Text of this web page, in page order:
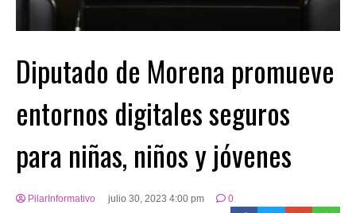
Diputado de Morena promueve
entornos digitales seguros
para niñas, niños y jóvenes
PilarInformativo julio 30, 2023 4:00 pm 0